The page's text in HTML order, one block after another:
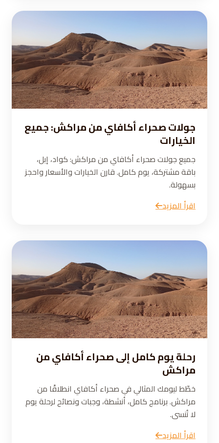
جولات صحراء أكافاي من مراكش: جميع
الخيارات
جميع جولات صحراء أكافاي من مراكش: كواد، إبل،
باقة مشتركة، يوم كامل. قارن الخيارات والأسعار واحجز
بسهولة.
اقرأ المزيد
رحلة يوم كامل إلى صحراء أكافاي من
مراكش
خطّط ليومك المثالي في صحراء أكافاي انطلاقًا من
مراكش. برنامج كامل، أنشطة، وجبات ونصائح لرحلة يوم
لا تُنسى.
اقرأ المزيد